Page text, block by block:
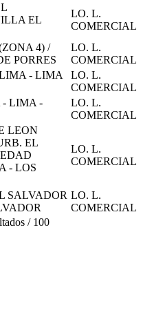
EL
LO. L.
COMERCIAL
4) /
PORRES
LO. L.
COMERCIAL
- LIMA
LO. L.
COMERCIAL
- LIMA -
LO. L.
COMERCIAL
LEON
EL
- LOS
LO. L.
COMERCIAL
SALVADOR LO. L.
COMERCIAL
/ 100